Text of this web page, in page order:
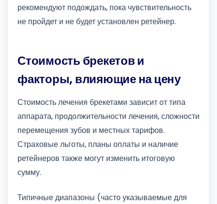
рекомендуют подождать, пока чувствительность
не пройдет и не будет установлен ретейнер.
Стоимость брекетов и
факторы, влияющие на цену
Стоимость лечения брекетами зависит от типа
аппарата, продолжительности лечения, сложности
перемещения зубов и местных тарифов.
Страховые льготы, планы оплаты и наличие
ретейнеров также могут изменить итоговую
сумму.
Типичные диапазоны (часто указываемые для